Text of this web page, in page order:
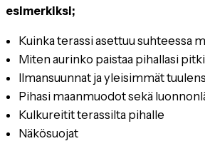
esimerkiksi;
Kuinka terassi asettuu suhteessa
Miten aurinko paistaa pihallasi
Ilmansuunnat ja yleisimmät
Pihasi maanmuodot sekä
Kulkureitit terassilta pihalle
Näkösuojat